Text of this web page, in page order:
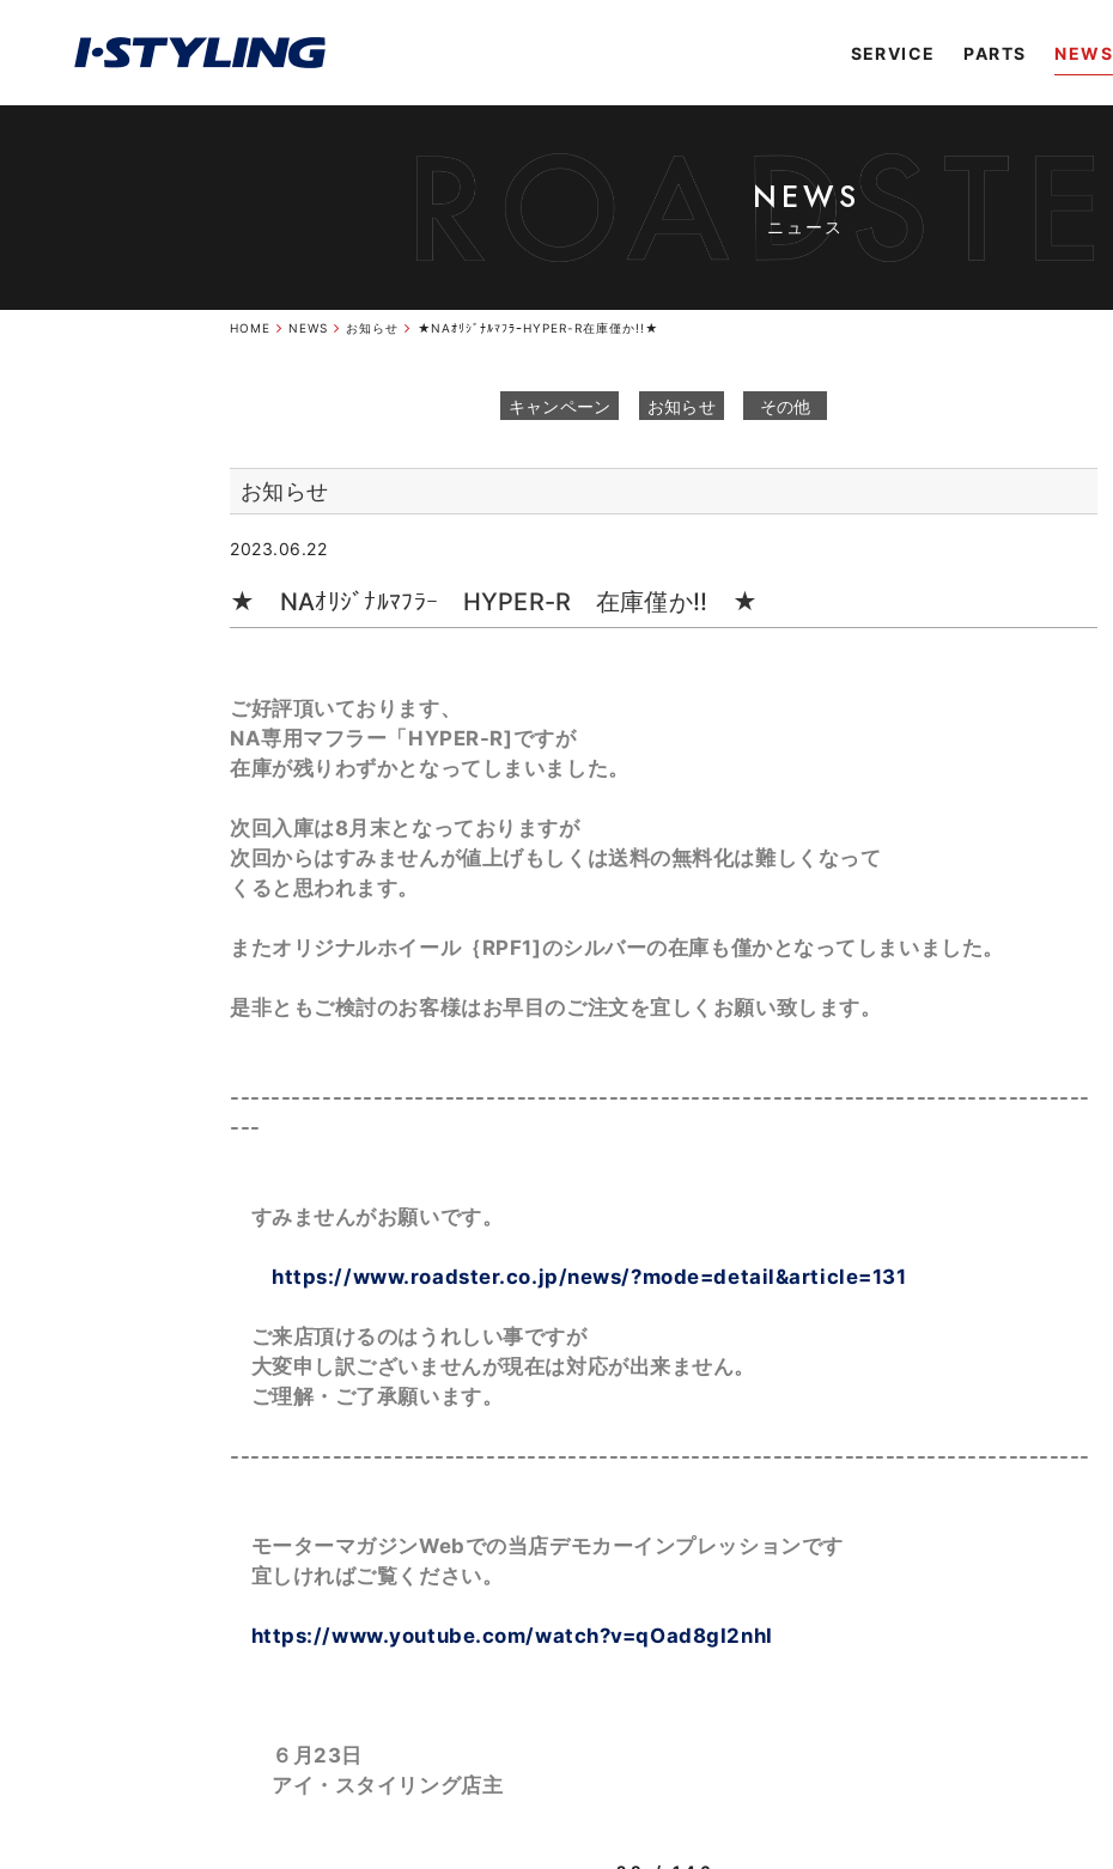
SERVICE PARTS NEWS
NEWS
ニュース
HOME NEWS お知らせ ★NAｵﾘｼﾞﾅﾙﾏﾌﾗｰHYPER-R在庫僅か!!★
キャンペーン お知らせ その他
お知らせ
2023.06.22
★ NAｵﾘｼﾞﾅﾙﾏﾌﾗｰ HYPER-R 在庫僅か!! ★
ご好評頂いております、
NA専用マフラー「HYPER-R]ですが
在庫が残りわずかとなってしまいました。
次回入庫は8月末となっておりますが
次回からはすみませんが値上げもしくは送料の無料化は難しくなって
くると思われます。
またオリジナルホイール｛RPF1]のシルバーの在庫も僅かとなってしまいました。
是非ともご検討のお客様はお早目のご注文を宜しくお願い致します。
------------------------------------------------------------------------------------
---
すみませんがお願いです。
https://www.roadster.co.jp/news/?mode=detail&article=131
ご来店頂けるのはうれしい事ですが
大変申し訳ございませんが現在は対応が出来ません。
ご理解・ご了承願います。
------------------------------------------------------------------------------------
モーターマガジンWebでの当店デモカーインプレッションです
宜しければご覧ください。
https://www.youtube.com/watch?v=qOad8gI2nhI
６月23日
アイ・スタイリング店主